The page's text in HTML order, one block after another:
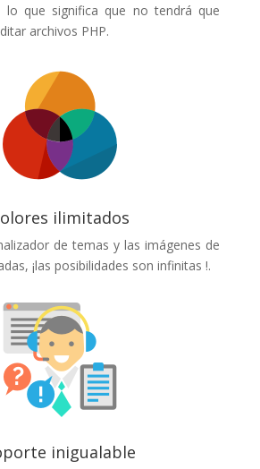
lo que significa que no tendrá que
archivos PHP.
ilimitados
de temas y las imágenes de
¡las posibilidades son infinitas !.
inigualable